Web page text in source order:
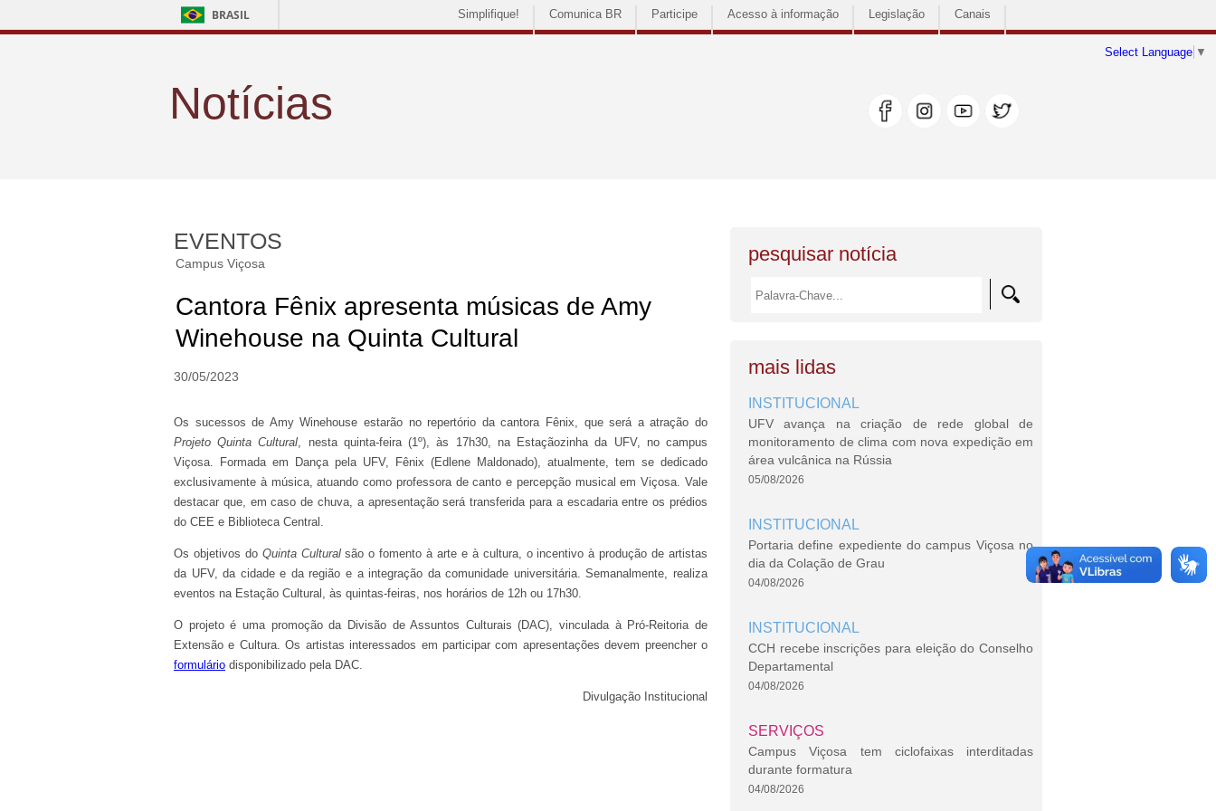
BRASIL Simplifique! Comunica BR Participe Acesso à informação Legislação Canais
Select Language ▼
Notícias
EVENTOS
Campus Viçosa
Cantora Fênix apresenta músicas de Amy
Winehouse na Quinta Cultural
30/05/2023
Os sucessos de Amy Winehouse estarão no repertório da cantora Fênix, que será a atração do
Projeto Quinta Cultural, nesta quinta-feira (1º), às 17h30, na Estaçãozinha da UFV, no campus
Viçosa. Formada em Dança pela UFV, Fênix (Edlene Maldonado), atualmente, tem se dedicado
exclusivamente à música, atuando como professora de canto e percepção musical em Viçosa. Vale
destacar que, em caso de chuva, a apresentação será transferida para a escadaria entre os prédios
do CEE e Biblioteca Central.
Os objetivos do Quinta Culturalsão o fomento à arte e à cultura, o incentivo à produção de artistas
da UFV, da cidade e da região e a integração da comunidade universitária. Semanalmente, realiza
eventos na Estação Cultural, às quintas-feiras, nos horários de 12h ou 17h30.
O projeto é uma promoção da Divisão de Assuntos Culturais (DAC), vinculada à Pró-Reitoria de
Extensão e Cultura. Os artistas interessados em participar com apresentações devem preencher o
formulário disponibilizado pela DAC.
Divulgação Institucional
pesquisar notícia
mais lidas
INSTITUCIONAL
UFV avança na criação de rede global de
monitoramento de clima com nova expedição em
área vulcânica na Rússia
05/08/2026
INSTITUCIONAL
Portaria define expediente do campus Viçosa no
dia da Colação de Grau
04/08/2026
INSTITUCIONAL
CCH recebe inscrições para eleição do Conselho
Departamental
04/08/2026
SERVIÇOS
Campus Viçosa tem ciclofaixas interditadas
durante formatura
04/08/2026